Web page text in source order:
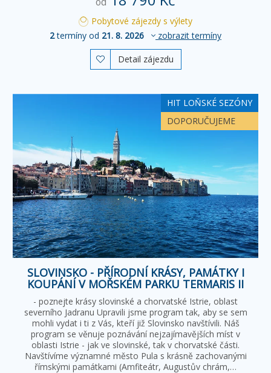
Pobytové zájezdy s výlety
2termíny od 21. 8. 2026 zobrazit termíny
 Detail zájezdu
HIT LOŇSKÉ SEZÓNY
DOPORUČUJEME
SLOVINSKO - PŘÍRODNÍ KRÁSY, PAMÁTKY I
KOUPÁNÍ V MOŘSKÉM PARKU TERMARIS II
- poznejte krásy slovinské a chorvatské Istrie, oblast
severního Jadranu Upravili jsme program tak, aby se sem
mohli vydat i ti z Vás, kteří již Slovinsko navštívili. Náš
program se věnuje poznávání nejzajímavějších míst v
oblasti Istrie - jak ve slovinské, tak v chorvatské části.
Navštívíme významné město Pula s krásně zachovanými
římskými památkami (Amfiteátr, Augustův chrám,…